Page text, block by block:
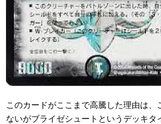
このカードがここまで高騰した理由は
ないがブライゼシュートというデッキタ